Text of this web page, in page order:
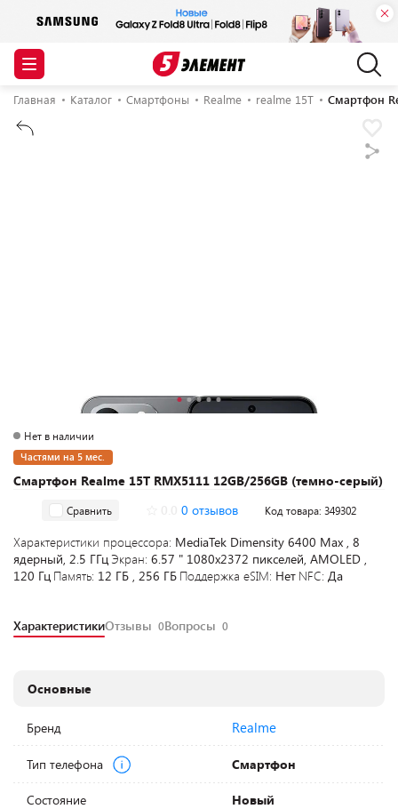
Главная Каталог Смартфоны Realme realme 15T Смартфон
Смартфон Realme 15T RMX5111 12GB/256GB (темно-серый)
Нет в наличии
Частями на 5 мес.
Сравнить 0 отзывов Код товара: 349302
Характеристики процессора: MediaTek Dimensity 6400 Max , 8
ядерный, 2.5 ГГц Экран: 6.57 " 1080x2372 пикселей, AMOLED ,
120 Гц Память: 12 ГБ , 256 ГБ Поддержка eSIM: Нет NFC: Да
ХарактеристикиОтзывы 0Вопросы 0
Основные
Бренд Realme
Тип телефона Смартфон
Состояние
Новый